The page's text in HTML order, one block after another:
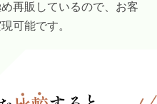
再販しているので、お客
可能です。